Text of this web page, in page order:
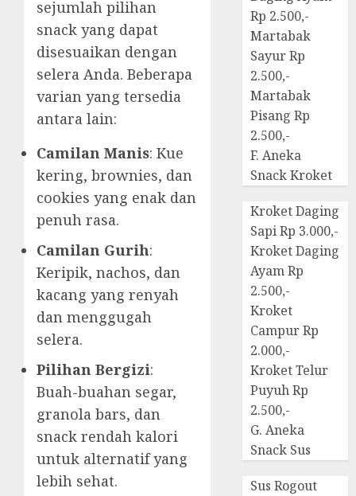
sejumlah pilihan
snack yang dapat
disesuaikan dengan
selera Anda. Beberapa
varian yang tersedia
antara lain:
Camilan Manis: Kue
kering, brownies, dan
cookies yang enak dan
penuh rasa.
Camilan Gurih:
Keripik, nachos, dan
kacang yang renyah
dan menggugah
selera.
Pilihan Bergizi:
Buah-buahan segar,
granola bars, dan
snack rendah kalori
untuk alternatif yang
lebih sehat.
Rp 2.500,-
Martabak
Sayur Rp
2.500,-
Martabak
Pisang Rp
2.500,-
F. Aneka
Snack Kroket
Kroket Daging
Sapi Rp 3.000,-
Kroket Daging
Ayam Rp
2.500,-
Kroket
Campur Rp
2.000,-
Kroket Telur
Puyuh Rp
2.500,-
G. Aneka
Snack Sus
Sus Rogout